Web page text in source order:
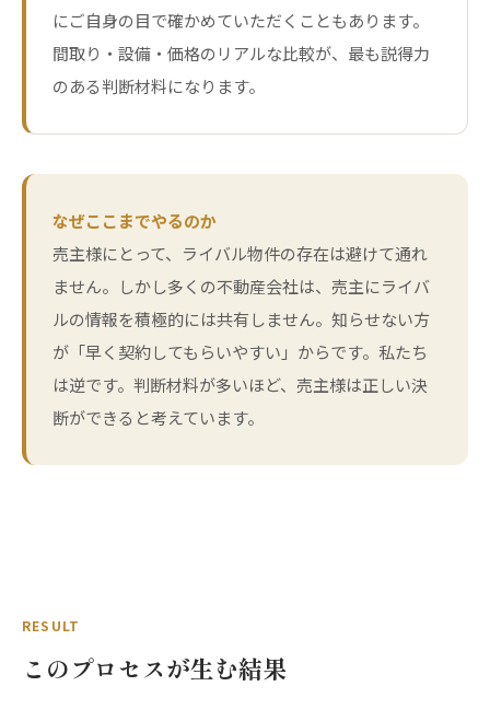
にご自身の目で確かめていただくこともあります。
間取り・設備・価格のリアルな比較が、最も説得力
のある判断材料になります。
なぜここまでやるのか
売主様にとって、ライバル物件の存在は避けて通れ
ません。しかし多くの不動産会社は、売主にライバ
ルの情報を積極的には共有しません。知らせない方
が「早く契約してもらいやすい」からです。私たち
は逆です。判断材料が多いほど、売主様は正しい決
断ができると考えています。
RESULT
このプロセスが生む結果